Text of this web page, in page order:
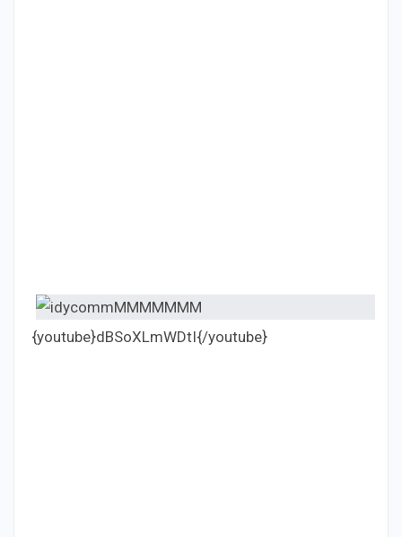
{youtube}dBSoXLmWDtI{/youtube}